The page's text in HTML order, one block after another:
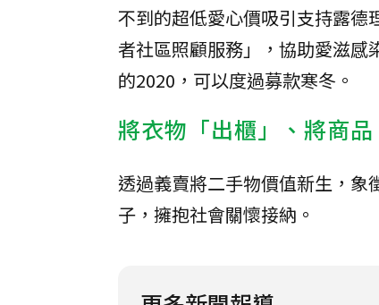
不到的超低愛心價吸引支持露德
者社區照顧服務」，協助愛滋
的2020，可以度過募款寒冬。
將衣物「出櫃」、將商
透過義賣將二手物價值新生，象
子，擁抱社會關懷接納。